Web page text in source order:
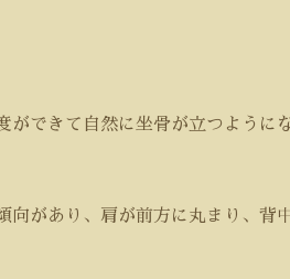
できて自然に坐骨が立つように
があり、肩が前方に丸まり、背